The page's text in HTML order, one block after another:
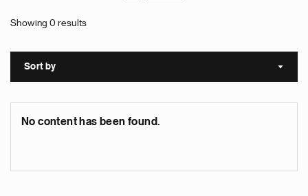
Showing 0 results
Sort by Sort
No content has been found.